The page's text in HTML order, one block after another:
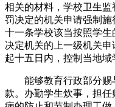
相关的材料，学校卫生
罚决定的机关申请强制
十一条学校该当按照学
决定机关的上一级机关
起十五日内，控制当地域
能够教育行政部分赐
款。办勤学生炊事，担